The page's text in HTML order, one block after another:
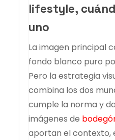
lifestyle,
uno
La imagen principal
fondo blanco puro
Pero la estrategia
combina los dos
cumple la norma y
imágenes de
aportan el contexto,